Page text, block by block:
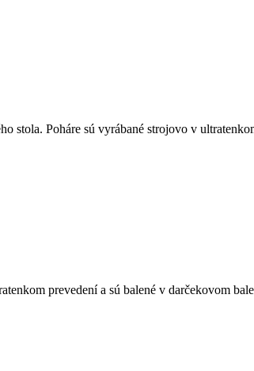
stola. Poháre sú vyrábané strojovo v
prevedení a sú balené v darčekovom